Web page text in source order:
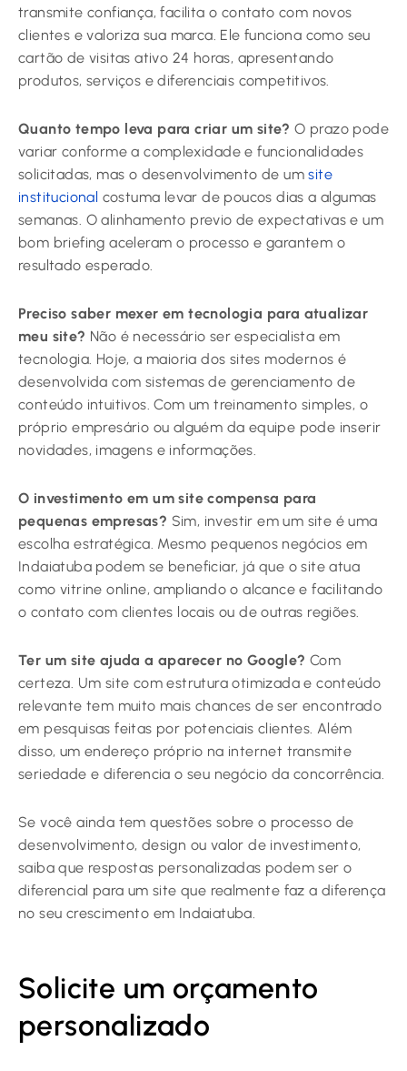
transmite confiança, facilita o contato com novos
clientes e valoriza sua marca. Ele funciona como seu
cartão de visitas ativo 24 horas, apresentando
produtos, serviços e diferenciais competitivos.
Quanto tempo leva para criar um site? O prazo pode
variar conforme a complexidade e funcionalidades
solicitadas, mas o desenvolvimento de umsite
institucional costuma levar de poucos dias a algumas
semanas. O alinhamento previo de expectativas e um
bom briefing aceleram o processo e garantem o
resultado esperado.
Preciso saber mexer em tecnologia para atualizar
meu site? Não é necessário ser especialista em
tecnologia. Hoje, a maioria dos sites modernos é
desenvolvida com sistemas de gerenciamento de
conteúdo intuitivos. Com um treinamento simples, o
próprio empresário ou alguém da equipe pode inserir
novidades, imagens e informações.
O investimento em um site compensa para
pequenas empresas? Sim, investir em um site é uma
escolha estratégica. Mesmo pequenos negócios em
Indaiatuba podem se beneficiar, já que o site atua
como vitrine online, ampliando o alcance e facilitando
o contato com clientes locais ou de outras regiões.
Ter um site ajuda a aparecer no Google? Com
certeza. Um site com estrutura otimizada e conteúdo
relevante tem muito mais chances de ser encontrado
em pesquisas feitas por potenciais clientes. Além
disso, um endereço próprio na internet transmite
seriedade e diferencia o seu negócio da concorrência.
Se você ainda tem questões sobre o processo de
desenvolvimento, design ou valor de investimento,
saiba que respostas personalizadas podem ser o
diferencial para um site que realmente faz a diferença
no seu crescimento em Indaiatuba.
Solicite um orçamento
personalizado